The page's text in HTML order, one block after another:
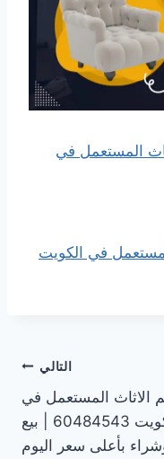
المستعمل في
في الكويت
التالي
الاثاث المستعمل في
الكويت 60484543 | بيع
بأعلى سعر اليوم